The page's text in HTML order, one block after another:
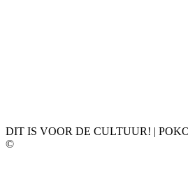
𝗣𝗢𝗞𝗢𝗘 𝗛𝗜𝗣𝗛𝗢𝗣
DIT IS VOOR DE CULTUUR! |
©